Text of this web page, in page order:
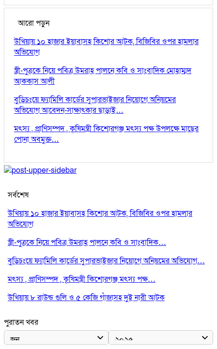
আরো পড়ুন
উখিয়ায় ১০ হাজার ইয়াবাসহ কিশোর আটক, বিজিবির ওপর হামলার
অভিযোগ
স্ত্রী-পুত্রকে নিয়ে পবিত্র উমরাহ পালনে কবি ও সাংবাদিক মোহাম্মদ
আককাস আলী
বুড়িচংয়ে ফ্যামিলি কার্ডের সুপারভাইজার নিয়োগে অনিয়মের
অভিযোগ আবেদন-সাক্ষাৎকার ছাড়াই…
মৎস্য , প্রাণিসম্পদ , কৃষিমন্ত্রী কিশোরগঞ্জ মৎস্য পক্ষ উপলক্ষে মাছের
পোনা অবমুক্ত…
সর্বশেষ
উখিয়ায় ১০ হাজার ইয়াবাসহ কিশোর আটক, বিজিবির ওপর হামলার
অভিযোগ
স্ত্রী-পুত্রকে নিয়ে পবিত্র উমরাহ পালনে কবি ও সাংবাদিক…
বুড়িচংয়ে ফ্যামিলি কার্ডের সুপারভাইজার নিয়োগে অনিয়মের অভিযোগ…
মৎস্য , প্রাণিসম্পদ , কৃষিমন্ত্রী কিশোরগঞ্জ মৎস্য পক্ষ…
উখিয়ায় ৮ রাউন্ড গুলি ও ৫ কেজি গাঁজাসহ দুই নারী আটক
পুরাতন খবর